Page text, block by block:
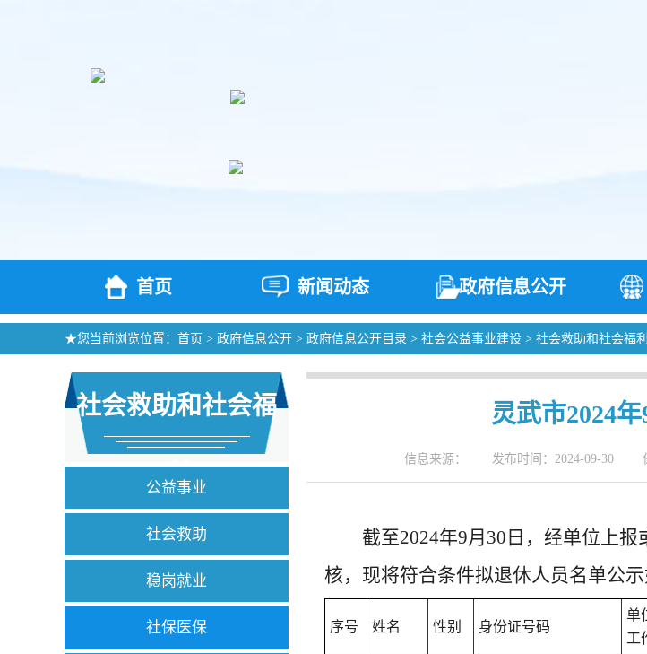
首页 新闻动态 政府信息公开
★您当前浏览位置： 首页 > 政府信息公开 > 政府信息公开目录 > 社会公益事业建设 > 社会救助和社会福利
社会救助和社会福
利
公益事业
社会救助
稳岗就业
社保医保
灵武市2024
信息来源： 发布时间：2024-09-30 保
截至2024年9月30日，经单位上
核，现将符合条件拟退休人员名单公示
序号 姓名 性别 身份证号码
单
工